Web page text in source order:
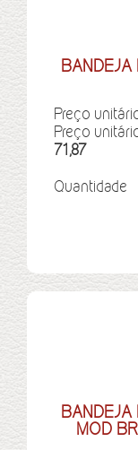
BANDEJA
Preço
Preço
71,87
Quantidade
BANDEJA
MOD